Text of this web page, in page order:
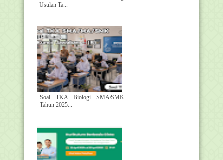
Usulan Ta...
Soal TKA Biologi SMA/SMK
Tahun 2025...